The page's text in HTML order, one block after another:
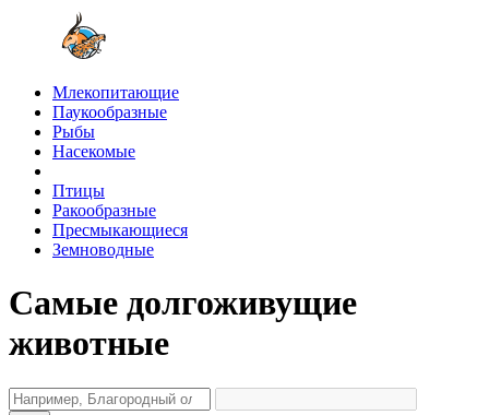
Млекопитающие
Паукообразные
Рыбы
Насекомые
Птицы
Ракообразные
Пресмыкающиеся
Земноводные
Самые долгоживущие
животные